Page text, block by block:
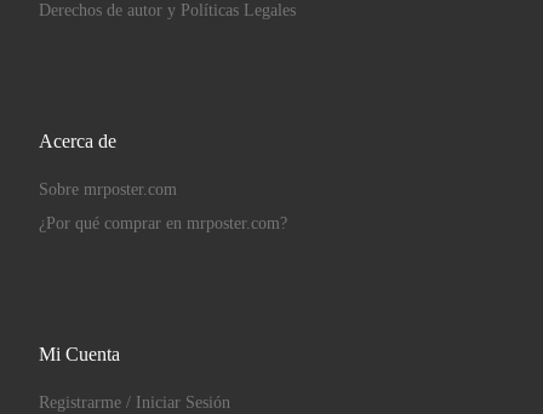
Derechos de autor y Políticas Legales
Acerca de
Sobre mrposter.com
¿Por qué comprar en mrposter.com?
Mi Cuenta
Registrarme / Iniciar Sesión